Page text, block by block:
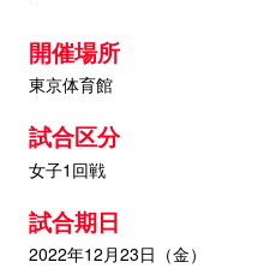
開催場所
東京体育館
試合区分
女子1回戦
試合期日
2022年12月23日（金）